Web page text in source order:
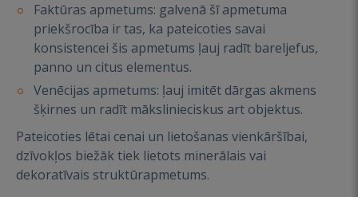
Faktūras apmetums: galvenā šī apmetuma
priekšrocība ir tas, ka pateicoties savai
konsistencei šis apmetums ļauj radīt bareljefus,
panno un citus elementus.
Venēcijas apmetums: ļauj imitēt dārgas akmens
šķirnes un radīt mākslinieciskus art objektus.
Pateicoties lētai cenai un lietošanas vienkāršībai,
dzīvokļos biežāk tiek lietots minerālais vai
dekoratīvais struktūrapmetums.